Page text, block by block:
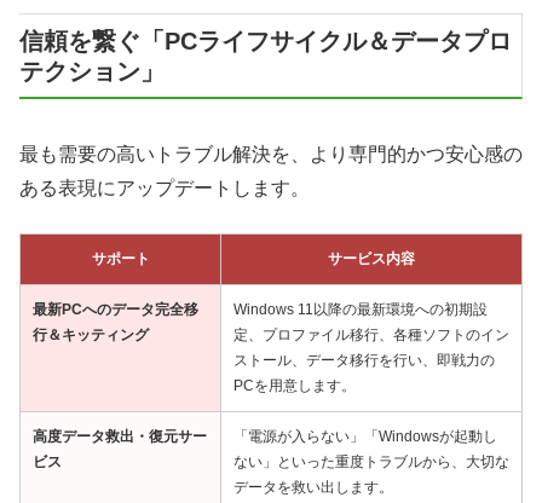
信頼を繋ぐ「PCライフサイクル＆データプロ
テクション」
最も需要の高いトラブル解決を、より専門的かつ安心感の
ある表現にアップデートします。
サポート サービス内容
最新PCへのデータ完全移
行＆キッティング
Windows 11以降の最新環境への初期設
定、プロファイル移行、各種ソフトのイン
ストール、データ移行を行い、即戦力の
PCを用意します。
高度データ救出・復元サー
ビス
「電源が入らない」「Windowsが起動し
ない」といった重度トラブルから、大切な
データを救い出します。